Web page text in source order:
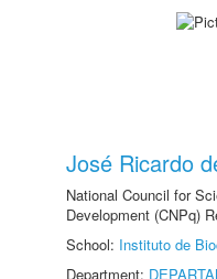
José Ricardo
National Council for
Development (CNPq)
School: Instituto de
Department: